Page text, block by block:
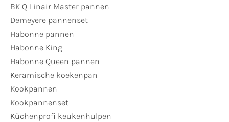
BK Q-Linair Master pannen
Demeyere pannenset
Habonne pannen
Habonne King
Habonne Queen pannen
Keramische koekenpan
Kookpannen
Kookpannenset
Küchenprofi keukenhulpen